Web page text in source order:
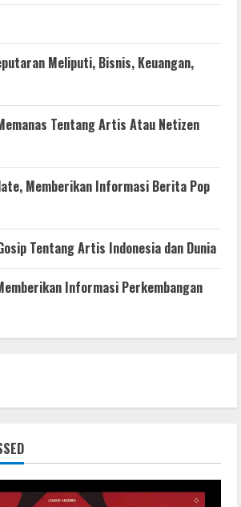
Meliputi, Bisnis, Keuangan,
Tentang Artis Atau Netizen
Memberikan Informasi Berita Pop
Tentang Artis Indonesia dan Dunia
Informasi Perkembangan